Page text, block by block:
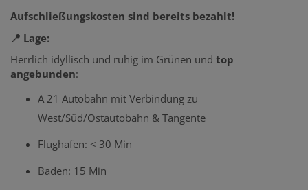
Aufschließungskosten sind bereits bezahlt!
📍 Lage:
Herrlich idyllisch und ruhig im Grünen und top
angebunden:
A 21 Autobahn mit Verbindung zu
West/Süd/Ostautobahn & Tangente
Flughafen: < 30 Min
Baden: 15 Min